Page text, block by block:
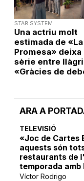
ARA A
TELEVISIÓ
«Joc de Cartes
aquests són
restaurants de
temporada amb
Víctor Rodrigo
STAR SYSTEM
Una actriu molt
estimada de «La
Promesa» deixa
sèrie entre
«Gràcies de